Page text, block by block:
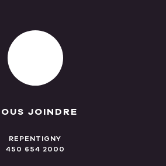
JOINDRE
REPENTIGNY
450 654 2000